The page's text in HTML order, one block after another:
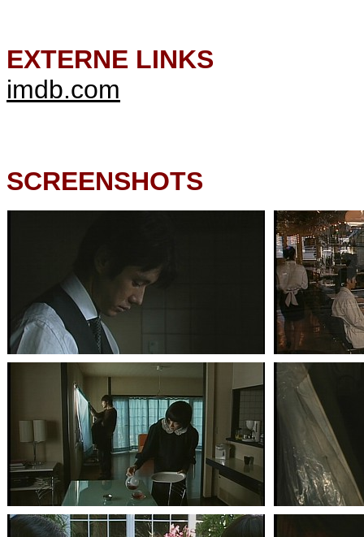
EXTERNE LINKS
imdb.com
SCREENSHOTS